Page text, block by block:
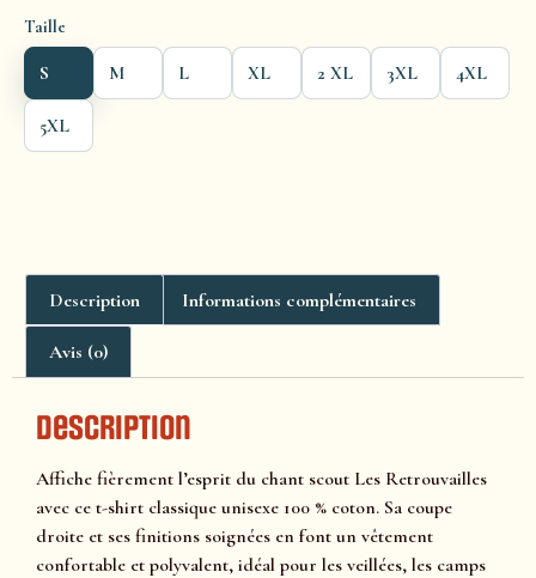
Taille
S M L XL 2 XL 3XL 4XL
5XL
Description Informations complémentaires
Avis (0)
Description
Affiche fièrement l’esprit du chant scout Les Retrouvailles
avec ce t-shirt classique unisexe 100 % coton. Sa coupe
droite et ses finitions soignées en font un vêtement
confortable et polyvalent, idéal pour les veillées, les camps